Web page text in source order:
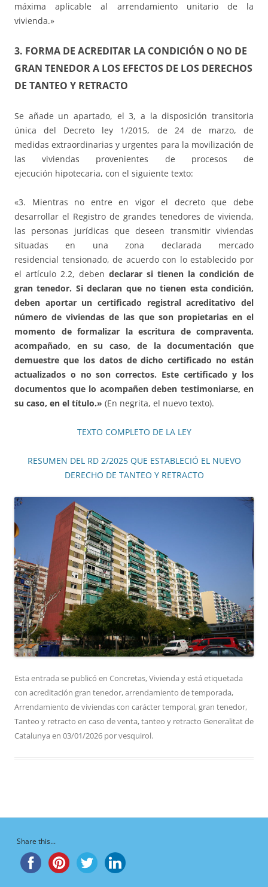
máxima aplicable al arrendamiento unitario de la
vivienda.»
3. FORMA DE ACREDITAR LA CONDICIÓN O NO DE
GRAN TENEDOR A LOS EFECTOS DE LOS DERECHOS
DE TANTEO Y RETRACTO
Se añade un apartado, el 3, a la disposición transitoria
única del Decreto ley 1/2015, de 24 de marzo, de
medidas extraordinarias y urgentes para la movilización de
las viviendas provenientes de procesos de
ejecución hipotecaria, con el siguiente texto:
«3. Mientras no entre en vigor el decreto que debe
desarrollar el Registro de grandes tenedores de vivienda,
las personas jurídicas que deseen transmitir viviendas
situadas en una zona declarada mercado
residencial tensionado, de acuerdo con lo establecido por
el artículo 2.2, deben declarar si tienen la condición de
gran tenedor. Si declaran que no tienen esta condición,
deben aportar un certificado registral acreditativo del
número de viviendas de las que son propietarias en el
momento de formalizar la escritura de compraventa,
acompañado, en su caso, de la documentación que
demuestre que los datos de dicho certificado no están
actualizados o no son correctos. Este certificado y los
documentos que lo acompañen deben testimoniarse, en
su caso, en el título.» (En negrita, el nuevo texto).
TEXTO COMPLETO DE LA LEY
RESUMEN DEL RD 2/2025 QUE ESTABLECIÓ EL NUEVO
DERECHO DE TANTEO Y RETRACTO
Esta entrada se publicó en Concretas,Vivienda y está etiquetada
con acreditación gran tenedor,arrendamiento de temporada,
Arrendamiento de viviendas con carácter temporal,gran tenedor,
Tanteo y retracto en caso de venta,tanteo y retracto Generalitat de
Catalunya en 03/01/2026 porvesquirol.
Share this...